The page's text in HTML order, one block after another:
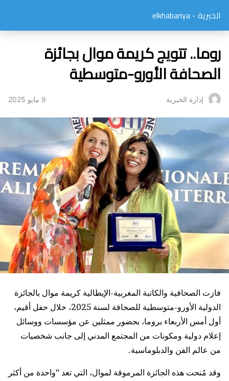
الخبرية - elkhabariya
روما.. تتويج كريمة موال بجائزة
الصحافة الأورو-متوسطية
إدارة الخبرية 9 مايو 2025
فازت الصحافية والكاتبة المغربية-الإيطالية كريمة موال بالجائزة
الدولية الأورو-متوسطية للصحافة لسنة 2025، خلال حفل أقيم،
أول أمس الأربعاء بروما، بحضور ممثلين عن مؤسسات ووسائل
إعلام دولية ومكونات من المجتمع المدني إلى جانب شخصيات
من عالم الفن والدبلوماسية.
وقد مُنحت هذه الجائزة المرموقة لموال، التي تعد “واحدة من أكثر